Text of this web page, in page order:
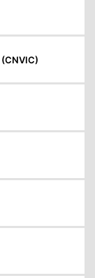
(CNVIC)